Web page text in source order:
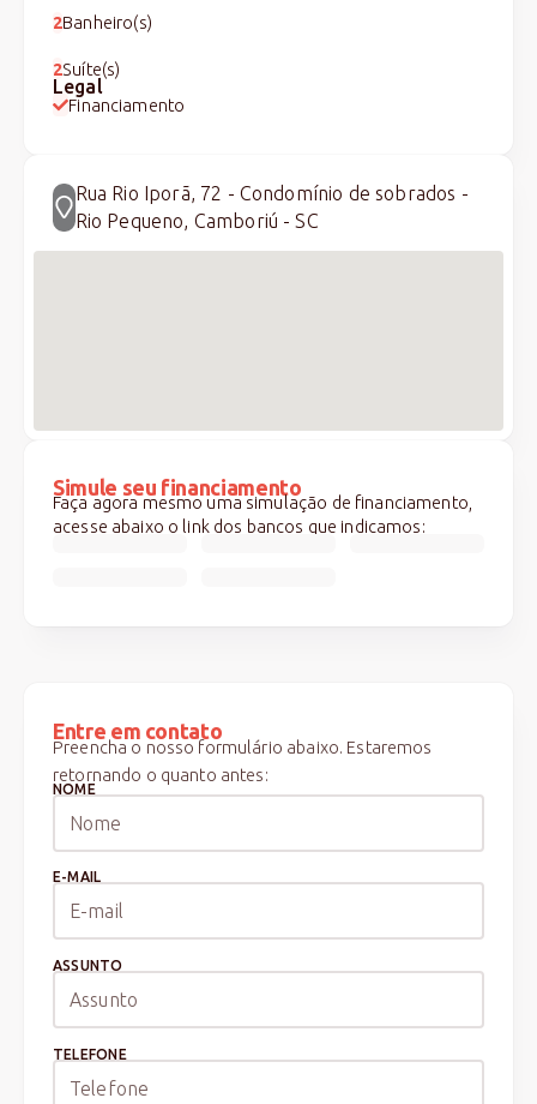
2Banheiro(s)
2Suíte(s)
Legal
Financiamento
Rua Rio Iporã, 72 - Condomínio de sobrados -
Rio Pequeno, Camboriú - SC
Simule seu financiamento
Faça agora mesmo uma simulação de financiamento,
acesse abaixo o link dos bancos que indicamos:
Entre em contato
Preencha o nosso formulário abaixo. Estaremos
retornando o quanto antes:
NOME
E-MAIL
ASSUNTO
TELEFONE